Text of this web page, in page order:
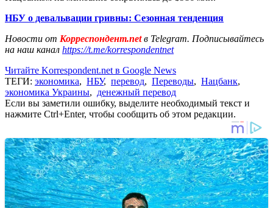
НБУ о девальвации гривны: Сезонная тенденция
Новости от Корреспондент.netв Telegram. Подписывайтесь
на наш канал https://t.me/korrespondentnet
Читайте Korrespondent.net в Google News
ТЕГИ: экономика, НБУ, перевод, Переводы, Нацбанк,
экономика Украины, денежный перевод
Если вы заметили ошибку, выделите необходимый текст и
нажмите Ctrl+Enter, чтобы сообщить об этом редакции.